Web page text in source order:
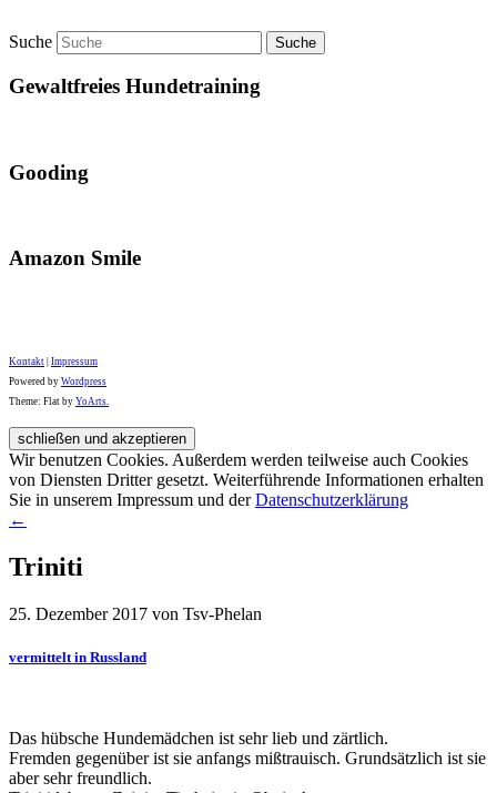
Suche
Gewaltfreies Hundetraining
Gooding
Amazon Smile
Kontakt Impressum
Powered by Wordpress
Theme: Flat by YoArts.
Wir benutzen Cookies. Außerdem werden teilweise auch Cookies
von Diensten Dritter gesetzt. Weiterführende Informationen erhalten
Sie in unserem Impressum und derDatenschutzerklärung
←
Triniti
25. Dezember 2017 von Tsv-Phelan
vermittelt in Russland
Das hübsche Hundemädchen ist sehr lieb und zärtlich.
Fremden gegenüber ist sie anfangs mißtrauisch. Grundsätzlich ist sie
aber sehr freundlich.